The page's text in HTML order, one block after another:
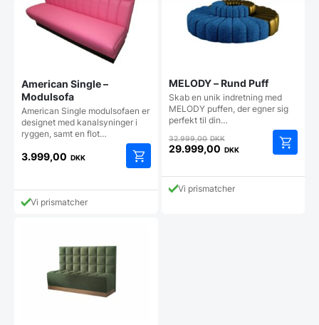
varesiden
American Single –
Modulsofa
American Single modulsofaen er
designet med kanalsyninger i
ryggen, samt en flot…
3.999,00 DKK
Vi prismatcher
MELODY – Rund Puff
Skab en unik indretning med
MELODY puffen, der egner sig
perfekt til din…
32.999,00DKKDen
oprindelige
var:
32.999,00 DKK.
29.999,00 DKK
aktuelle
prisVi prismatcher